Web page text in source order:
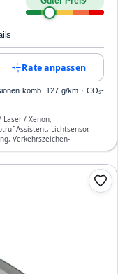
Rate anpassen
komb. 127 g/km · CO₂-
Laser / Xenon,
Assistent, Lichtsensor,
Verkehrszeichen-